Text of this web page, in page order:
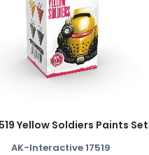
Yellow Soldiers Paints Set
AK-Interactive 17519